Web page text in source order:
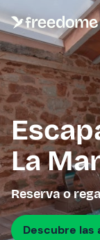
La
Reserva o
Descubre las